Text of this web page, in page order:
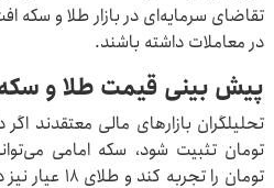
تقاضای سرمایه‌ای در بازار طلا و سکه
در معاملات داشته باشند.
پیش‌ بینی قیمت طلا و